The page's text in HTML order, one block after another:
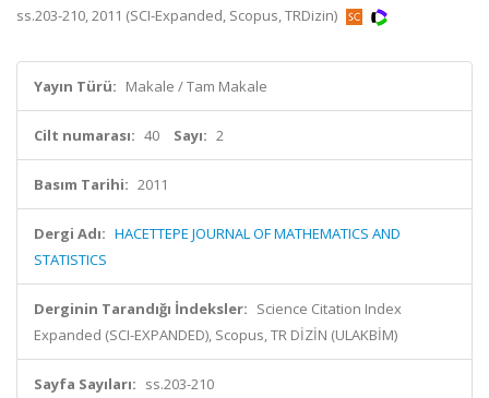
ss.203-210, 2011 (SCI-Expanded, Scopus, TRDizin)
Yayın Türü: Makale / Tam Makale
Cilt numarası: 40 Sayı: 2
Basım Tarihi: 2011
Dergi Adı: HACETTEPE JOURNAL OF MATHEMATICS AND
STATISTICS
Derginin Tarandığı İndeksler: Science Citation Index
Expanded (SCI-EXPANDED), Scopus, TR DİZİN (ULAKBİM)
Sayfa Sayıları: ss.203-210